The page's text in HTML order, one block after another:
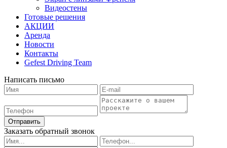
Видеостены
Готовые решения
АКЦИИ
Аренда
Новости
Контакты
Gefest Driving Team
Написать письмо
Отправить
Заказать обратный звонок